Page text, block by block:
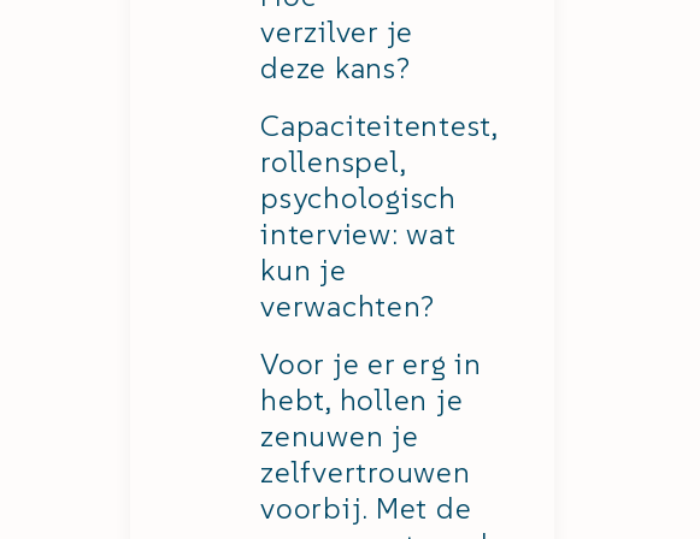
verzilver je
deze kans?
Capaciteitentest,
rollenspel,
psychologisch
interview: wat
kun je
verwachten?
Voor je er erg in
hebt, hollen je
zenuwen je
zelfvertrouwen
voorbij. Met de